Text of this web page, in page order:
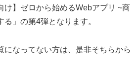
け】ゼロから始めるWebアプリ ~商
」の第4弾となります。
になってない方は、是非そちらから